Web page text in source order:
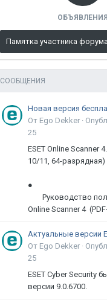
ОБЪЯВЛЕНИЯ
Памятка участника форума
СООБЩЕНИЯ
От Ego Dekker ·
25
ESET Online Scanner
10/11, 64-разрядная)
●
Руководство
Online Scanner 4
От Ego Dekker ·
25
ESET Cyber Security
версии 9.0.6700.